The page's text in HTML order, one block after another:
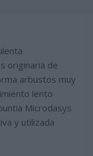
originaria de
arbustos muy
lento
Microdasys
y utilizada